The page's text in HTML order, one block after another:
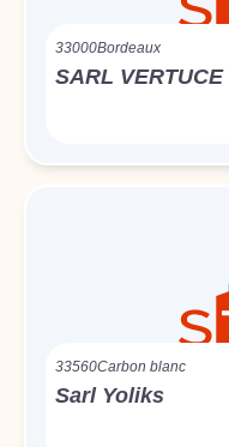
33000Bordeaux
SARL VERTUCE
33560Carbon blanc
Sarl Yoliks